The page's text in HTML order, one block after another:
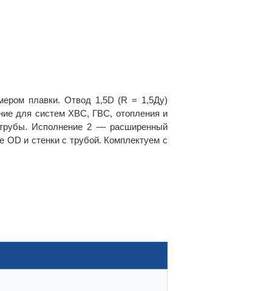
плавки. Отвод 1,5D (R = 1,5Ду)
для систем ХВС, ГВС, отопления и
Исполнение 2 — расширенный
OD и стенки с трубой. Комплектуем с